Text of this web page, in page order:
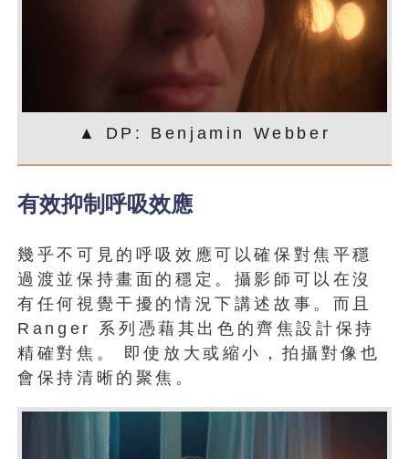
▲ DP: Benjamin Webber
有效抑制呼吸效應
幾乎不可見的呼吸效應可以確保對焦平穩
過渡並保持畫面的穩定。攝影師可以在沒
有任何視覺干擾的情況下講述故事。而且
Ranger 系列憑藉其出色的齊焦設計保持
精確對焦。 即使放大或縮小，拍攝對像也
會保持清晰的聚焦。